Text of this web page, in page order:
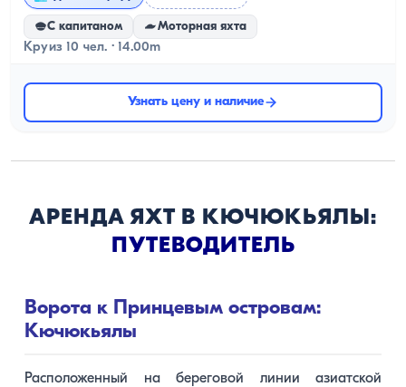
С капитаном Моторная яхта
Круиз 10 чел. · 14.00m
Узнать цену и наличие
АРЕНДА ЯХТ В КЮЧЮКЬЯЛЫ:
ПУТЕВОДИТЕЛЬ
Ворота к Принцевым островам:
Кючюкьялы
Расположенный на береговой линии азиатской